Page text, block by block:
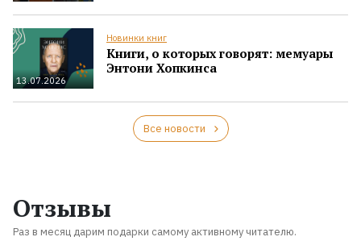
13.07.2026
Новинки книг
Книги, о которых говорят: мемуары
Энтони Хопкинса
Все новости
Отзывы
Раз в месяц дарим подарки самому активному читателю.